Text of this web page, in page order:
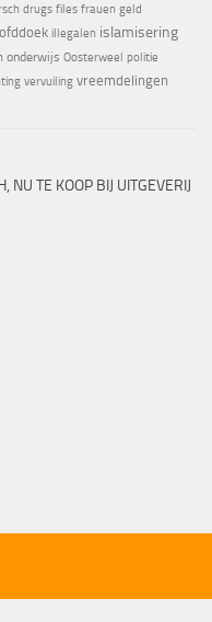
drugs files frauen geld
illegalen islamisering
onderwijs Oosterweel politie
vervuiling vreemdelingen
NU TE KOOP BIJ UITGEVERIJ